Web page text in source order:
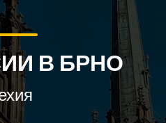
В БРНО